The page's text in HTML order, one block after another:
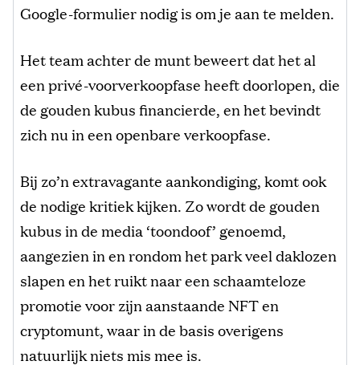
Google-formulier nodig is om je aan te melden.
Het team achter de munt beweert dat het al
een privé-voorverkoopfase heeft doorlopen, die
de gouden kubus financierde, en het bevindt
zich nu in een openbare verkoopfase.
Bij zo’n extravagante aankondiging, komt ook
de nodige kritiek kijken. Zo wordt de gouden
kubus in de media ‘toondoof’ genoemd,
aangezien in en rondom het park veel daklozen
slapen en het ruikt naar een schaamteloze
promotie voor zijn aanstaande NFT en
cryptomunt, waar in de basis overigens
natuurlijk niets mis mee is.